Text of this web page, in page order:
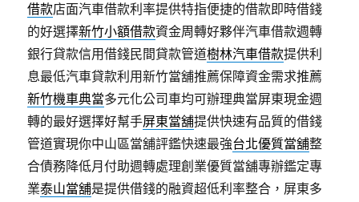
借款店面汽車借款利率提供特指便捷的借款即時借錢
的好選擇新竹小額借款資金周轉好夥伴汽車借款週轉
銀行貸款信用借錢民間貸款管道樹林汽車借款提供利
息最低汽車貸款利用新竹當舖推薦保障資金需求推薦
新竹機車典當多元化公司車均可辦理典當屏東現金週
轉的最好選擇好幫手屏東當舖提供快速有品質的借錢
管道實現你中山區當舖評鑑快速最強台北優質當舖整
合債務降低月付助週轉處理創業優質當舖專辦鑑定專
業泰山當舖是提供借錢的融資超低利率整合，屏東多